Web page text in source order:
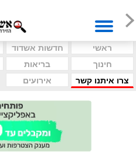
ראשי חדשות אשדוד
חינוך
בריאות
צרו איתנו קשר
אירועים